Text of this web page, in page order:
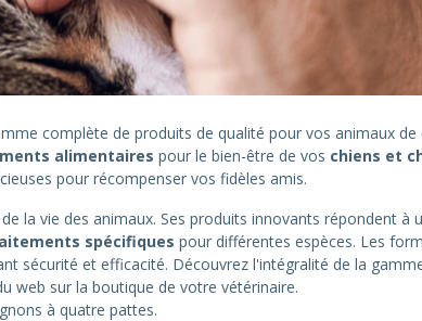
complète de produits de qualité pour vos animaux
alimentaires pour le bien-être de vos chiens et
pour récompenser vos fidèles amis.
la vie des animaux. Ses produits innovants répondent à
spécifiques pour différentes espèces. Les
sécurité et efficacité. Découvrez l'intégralité de la
web sur la boutique de votre vétérinaire.
à quatre pattes.